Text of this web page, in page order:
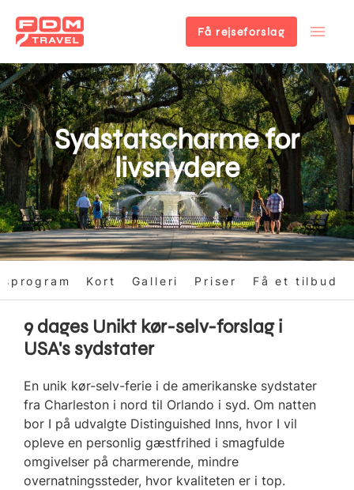
Gå
til
hovedindhold
Få rejseforslag
Sydstatscharme for
livsnydere
Kort Galleri Priser Få et tilbud
9 dages Unikt kør-selv-forslag i
USA's sydstater
En unik kør-selv-ferie i de amerikanske sydstater
fra Charleston i nord til Orlando i syd. Om natten
bor I på udvalgte Distinguished Inns, hvor I vil
opleve en personlig gæstfrihed i smagfulde
omgivelser på charmerende, mindre
overnatningssteder, hvor kvaliteten er i top.